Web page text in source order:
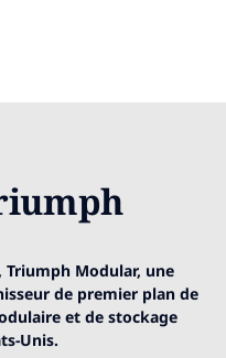
Triumph Modular, une
de premier plan de
et de stockage
Unis.